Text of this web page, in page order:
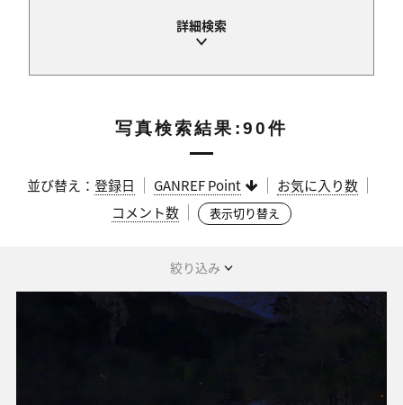
写真検索結果:90件
並び替え： 登録日 GANREF Point
お気に入り数
コメント数
表示切り替え
絞り込み